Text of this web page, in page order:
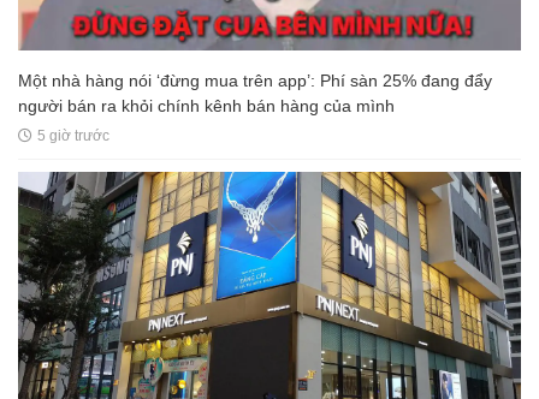
Một nhà hàng nói ‘đừng mua trên app’: Phí sàn 25% đang đẩy
người bán ra khỏi chính kênh bán hàng của mình
5 giờ trước